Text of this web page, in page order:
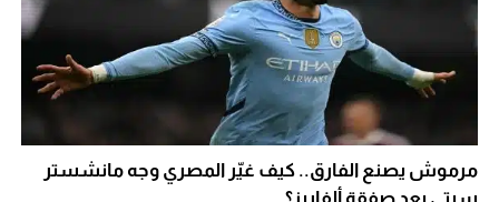
مرموش يصنع الفارق.. كيف غيّر المصري وجه مانشستر